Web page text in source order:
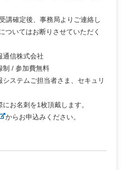
確定後、事務局よりご連絡し
いてはお断りさせていただく
信株式会社
/ 参加費無料
テムご担当者さま、セキュリ
お名刺を1枚頂戴します。
からお申込みください。